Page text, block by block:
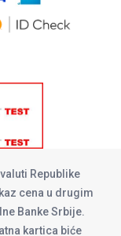
Republike
cena u drugim
Banke Srbije.
kartica biće